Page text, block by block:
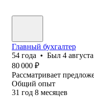
Главный бухгалтер
54 года • Был 4 августа
80 000 ₽
Рассматривает
Общий опыт
31 год 8 месяцев